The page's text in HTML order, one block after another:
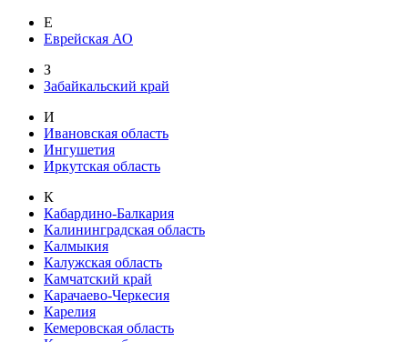
Е
Еврейская АО
З
Забайкальский край
И
Ивановская область
Ингушетия
Иркутская область
К
Кабардино-Балкария
Калининградская область
Калмыкия
Калужская область
Камчатский край
Карачаево-Черкесия
Карелия
Кемеровская область